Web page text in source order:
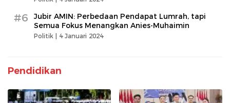
#6
Jubir AMIN: Perbedaan Pendapat Lumrah, tapi
Semua Fokus Menangkan Anies-Muhaimin
Politik | 4 Januari 2024
Pendidikan